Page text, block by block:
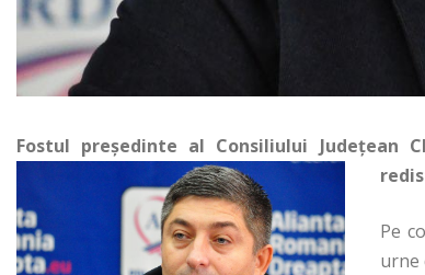
Fostul președinte al Consiliului
Pe
urne